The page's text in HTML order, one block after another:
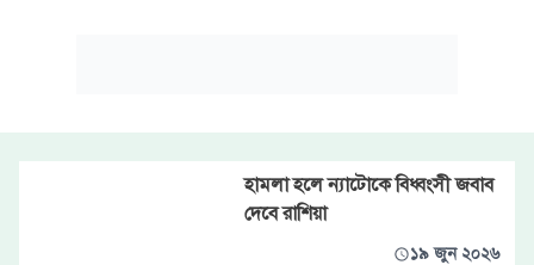
হামলা হলে ন্যাটোকে বিধ্বংসী জবাব
দেবে রাশিয়া
১৯ জুন ২০২৬